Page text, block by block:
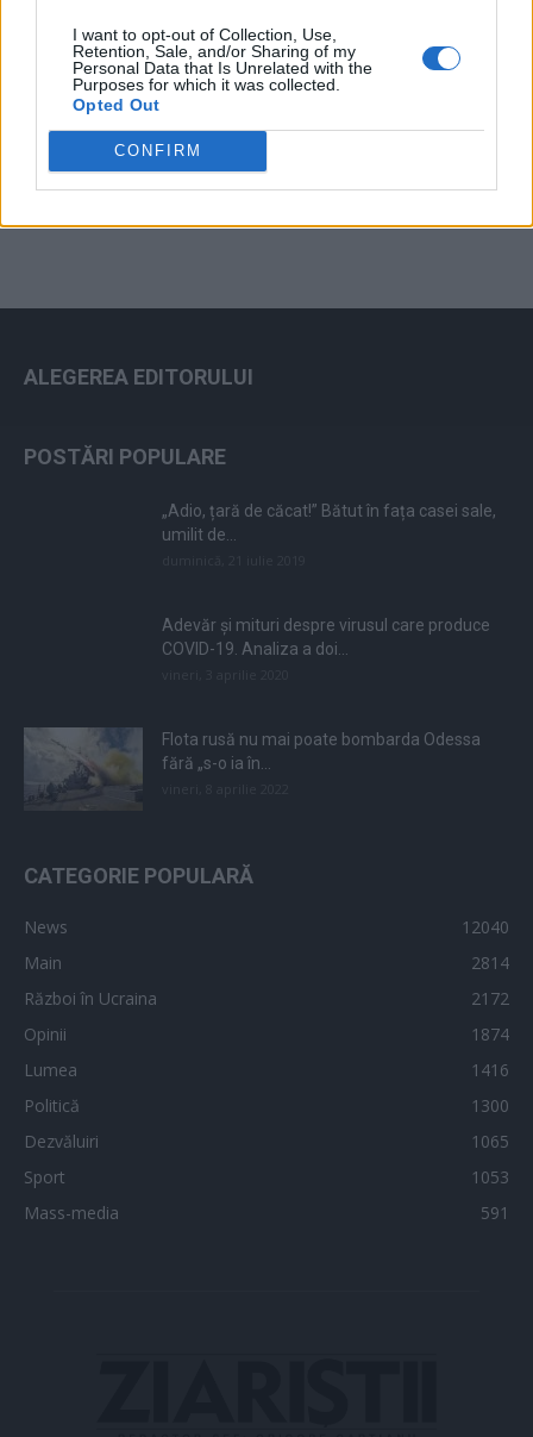
I want to opt-out of Collection, Use,
Retention, Sale, and/or Sharing of my
Personal Data that Is Unrelated with the
Purposes for which it was collected.
Opted Out
CONFIRM ad
ALEGEREA EDITORULUI
POSTĂRI POPULARE
„Adio, țară de căcat!” Bătut în fața casei sale,
umilit de...
Adevăr și mituri despre virusul care produce
COVID-19. Analiza a doi...
Flota rusă nu mai poate bombarda Odessa
fără „s-o ia în...
CATEGORIE POPULARĂ
News
12040
Main
2814
Război în Ucraina
2172
Opinii
1874
Lumea
1416
Politică
1300
Dezvăluiri
1065
Sport
1053
Mass-media
591